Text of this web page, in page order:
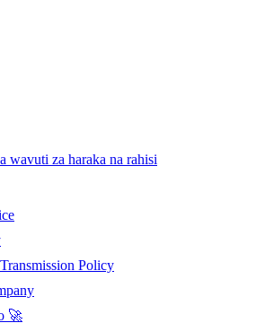
wavuti za haraka na rahisi
Policy
🚀